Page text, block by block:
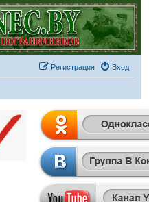
Вход
Регистрация